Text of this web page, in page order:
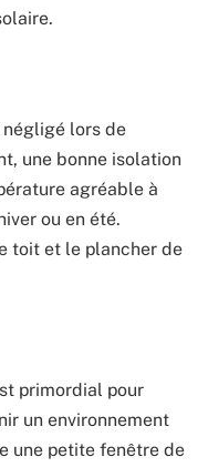
négligé lors de
une bonne isolation
agréable à
ou en été.
toit et le plancher de
primordial pour
un environnement
une petite fenêtre de